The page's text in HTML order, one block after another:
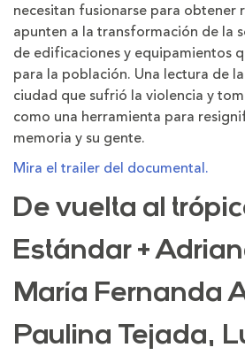
necesitan fusionarse para obtener
apunten a la transformación de la
de edificaciones y equipamientos
para la población. Una lectura de
ciudad que sufrió la violencia y
como una herramienta para
memoria y su gente.
Mira el trailer del documental.
De vuelta al
Estándar +
María Fernanda
Paulina Tejada,